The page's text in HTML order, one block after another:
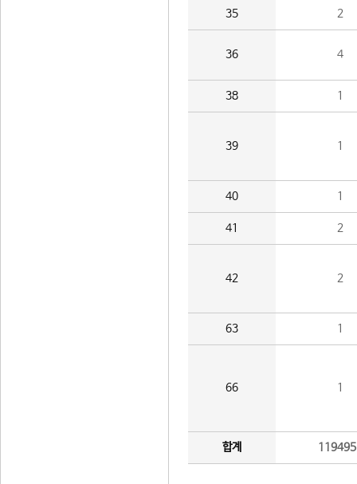
35 2
36 4
38 1
39 1
40 1
41 2
42 2
63 1
66 1
합계